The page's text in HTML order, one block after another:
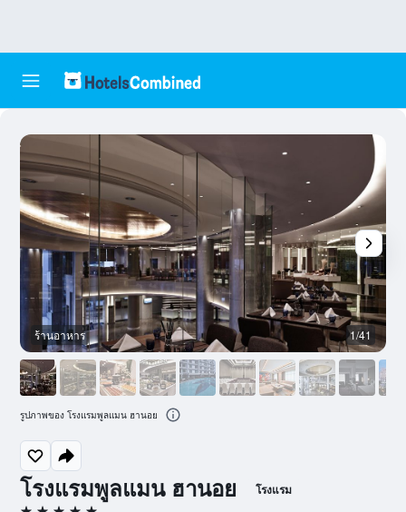
โรงแรมพูลแมน ฮานอย โรงแรม
ร้านอาหาร 1/41
รูปภาพของ โรงแรมพูลแมน ฮานอย